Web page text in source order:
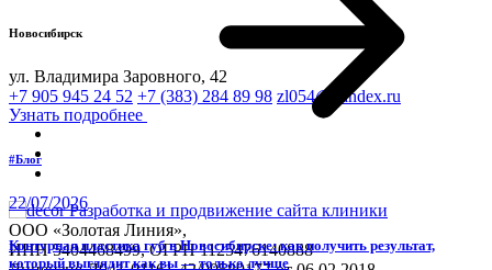
Узнать подробнее
#Блог
22/07/2026
Контурная пластика губ в Новосибирске: как получить результат,
который выглядит как вы — только лучше
Новосибирск
ул. Владимира Заровного, 42
+7 905 945 24 52 +7 (383) 284 89 98 zl054@yandex.ru
Разработка и продвижение сайта клиники
ООО «Золотая Линия»,
ИНН 5404468499, ОГРН 1125476140888